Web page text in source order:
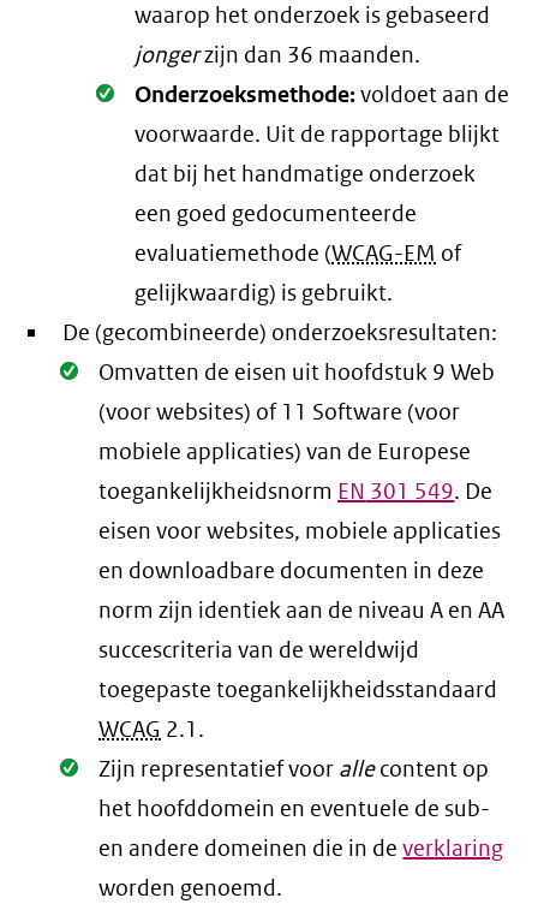
waarop het onderzoek is gebaseerd
jongerzijn dan 36 maanden.
Oké.
Onderzoeksmethode:voldoet aan de
voorwaarde. Uit de rapportage blijkt
dat bij het handmatige onderzoek
een goed gedocumenteerde
evaluatiemethode (WCAG-EM of
gelijkwaardig) is gebruikt.
De (gecombineerde) onderzoeksresultaten:
Oké.
Omvatten de eisen uit hoofdstuk 9 Web
(voor websites) of 11 Software (voor
mobiele applicaties) van de Europese
toegankelijkheidsnorm EN 301 549. De
eisen voor websites, mobiele applicaties
en downloadbare documenten in deze
norm zijn identiek aan de niveau A en AA
succescriteria van de wereldwijd
toegepaste toegankelijkheidsstandaard
WCAG 2.1 .
Oké.
Zijn representatief voor allecontent op
het hoofddomein en eventuele de sub-
en andere domeinen die in deverklaring
worden genoemd.